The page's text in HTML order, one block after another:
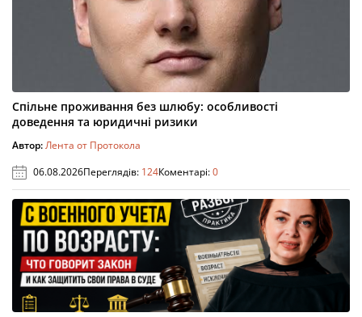
Спільне проживання без шлюбу: особливості
доведення та юридичні ризики
Автор:Лента от Протокола
06.08.2026Переглядів: 124Коментарі:0